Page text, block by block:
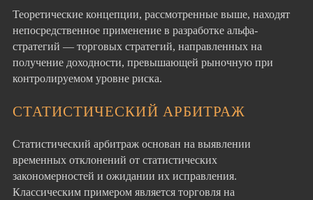
Теоретические концепции, рассмотренные выше, находят
непосредственное применение в разработке альфа-
стратегий — торговых стратегий, направленных на
получение доходности, превышающей рыночную при
контролируемом уровне риска.
СТАТИСТИЧЕСКИЙ АРБИТРАЖ
Статистический арбитраж основан на выявлении
временных отклонений от статистических
закономерностей и ожидании их исправления.
Классическим примером является торговля на